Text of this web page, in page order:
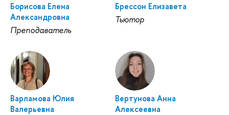
Борисова Елена
Александровна
Преподаватель
Брессон Елизавета
Тьютор
Варламова Юлия
Валерьевна
Вертунова Анна
Алексеевна